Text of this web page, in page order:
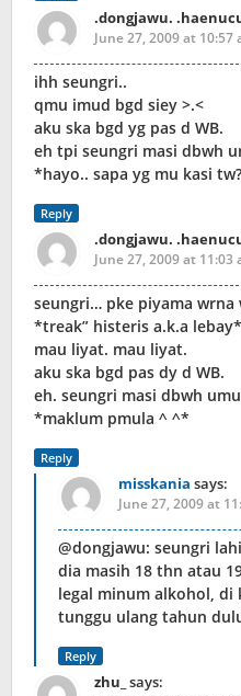
.dongjawu.
June 27, 2009 at 10:57
ihh seungri..
qmu imud bgd siey >.<
aku ska bgd yg pas d WB.
eh tpi seungri masi dbwh
*hayo.. sapa yg mu kasi
Reply
.dongjawu.
June 27, 2009 at 11:03
seungri… pke piyama wrna
*treak” histeris a.k.a lebay*
mau liyat. mau liyat.
aku ska bgd pas dy d WB.
eh. seungri masi dbwh
*maklum pmula ^ ^*
Reply
misskania says:
June 27, 2009 at
@dongjawu: seungri
dia masih 18 thn atau
legal minum alkohol, di
tunggu ulang tahun
Reply
zhu_ says: